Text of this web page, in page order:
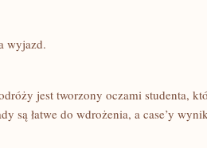
wyjazd.
jest tworzony oczami studenta,
są łatwe do wdrożenia, a case’y